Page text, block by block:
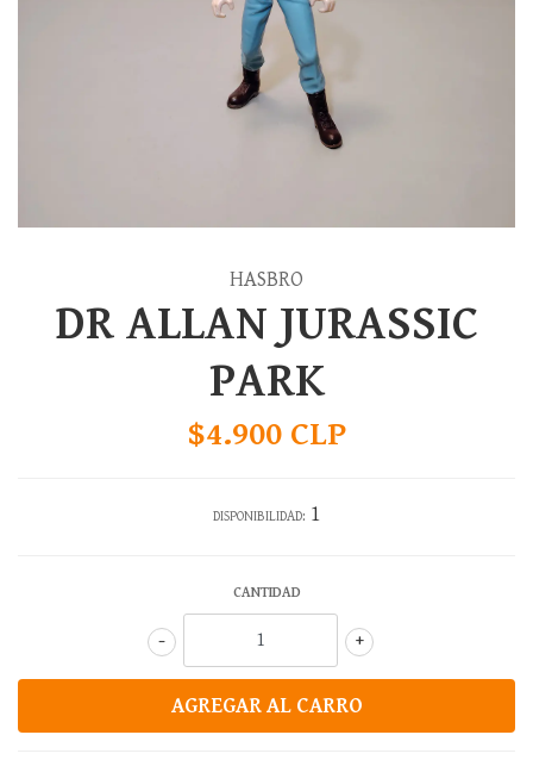
HASBRO
DR ALLAN JURASSIC
PARK
$4.900 CLP
DISPONIBILIDAD: 1
CANTIDAD
+
-